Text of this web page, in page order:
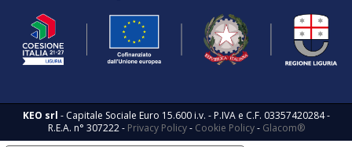
KEO srl - Capitale Sociale Euro 15.600 i.v. - P.IVA e C.F. 03357420284 -
R.E.A. n° 307222 - Privacy Policy- Cookie Policy- Glacom®